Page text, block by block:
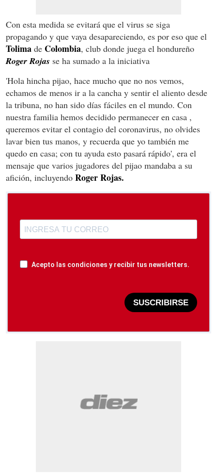
Con esta medida se evitará que el virus se siga
propagando y que vaya desapareciendo, es por eso que el
Tolima de Colombia, club donde juega el hondureño
Roger Rojas se ha sumado a la iniciativa
'Hola hincha pijao, hace mucho que no nos vemos,
echamos de menos ir a la cancha y sentir el aliento desde
la tribuna, no han sido días fáciles en el mundo. Con
nuestra familia hemos decidido permanecer en casa ,
queremos evitar el contagio del coronavirus, no olvides
lavar bien tus manos, y recuerda que yo también me
quedo en casa; con tu ayuda esto pasará rápido', era el
mensaje que varios jugadores del pijao mandaba a su
afición, incluyendo Roger Rojas.
Acepto las condiciones y recibir tus newsletters.
SUSCRIBIRSE